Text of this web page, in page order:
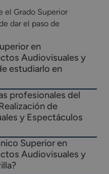
el Grado Superior
dar el paso de
en
Audiovisuales y
estudiarlo en
profesionales del
de
y Espectáculos
Superior en
Audiovisuales y